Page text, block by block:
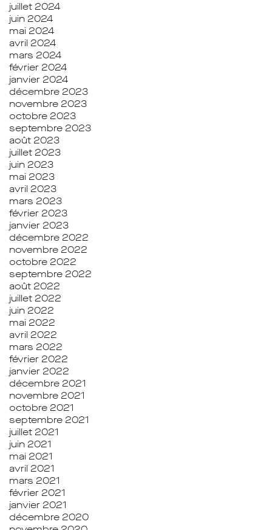
juillet 2024
juin 2024
mai 2024
avril 2024
mars 2024
février 2024
janvier 2024
décembre 2023
novembre 2023
octobre 2023
septembre 2023
août 2023
juillet 2023
juin 2023
mai 2023
avril 2023
mars 2023
février 2023
janvier 2023
décembre 2022
novembre 2022
octobre 2022
septembre 2022
août 2022
juillet 2022
juin 2022
mai 2022
avril 2022
mars 2022
février 2022
janvier 2022
décembre 2021
novembre 2021
octobre 2021
septembre 2021
juillet 2021
juin 2021
mai 2021
avril 2021
mars 2021
février 2021
janvier 2021
décembre 2020